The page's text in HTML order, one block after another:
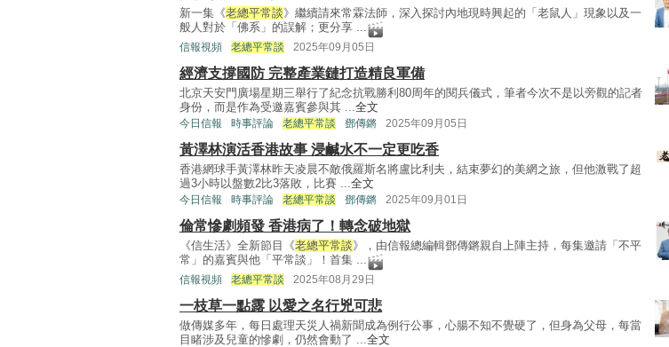
新一集《老總平常談》繼續請來常霖法師，深入探討內地現時興起的「老鼠人」現象以及一
般人對於「佛系」的誤解；更分享 ...
信報視頻 老總平常談 2025年09月05日
經濟支撐國防 完整產業鏈打造精良軍備
北京天安門廣場星期三舉行了紀念抗戰勝利80周年的閱兵儀式，筆者今次不是以旁觀的記者
身份，而是作為受邀嘉賓參與其 ...全文
今日信報 時事評論 老總平常談 鄧傳鏘 2025年09月05日
黃澤林演活香港故事 浸鹹水不一定更吃香
香港網球手黃澤林昨天凌晨不敵俄羅斯名將盧比利夫，結束夢幻的美網之旅，但他激戰了超
過3小時以盤數2比3落敗，比賽 ...全文
今日信報 時事評論 老總平常談 鄧傳鏘 2025年09月01日
倫常慘劇頻發 香港病了！轉念破地獄
《信生活》全新節目《老總平常談》，由信報總編輯鄧傳鏘親自上陣主持，每集邀請「不平
常」的嘉賓與他「平常談」！首集 ...
信報視頻 老總平常談 2025年08月29日
一枝草一點露 以愛之名行兇可悲
做傳媒多年，每日處理天災人禍新聞成為例行公事，心腸不知不覺硬了，但身為父母，每當
目睹涉及兒童的慘劇，仍然會動了 ...全文